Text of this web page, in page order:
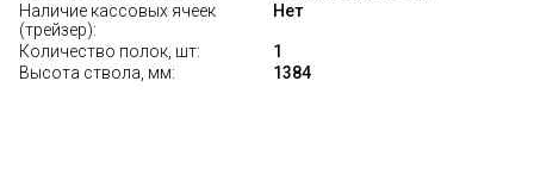
Наличие кассовых ячеек
(трейзер):
Нет
Количество полок, шт:
1
Высота ствола, мм:
1384